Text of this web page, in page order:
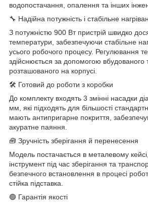
водопостачання, опалення та інших
🔧 Надійна потужність і стабільне
З потужністю 900 Вт пристрій швидко
температури, забезпечуючи стабільне
усього робочого процесу. Регулювання
здійснюється за допомогою вбудованого
розташованого на корпусі.
🛠 Готовий до роботи з коробки
До комплекту входять 3 змінні насадки
мм, які підходять для більшості
мають антипригарне покриття,
акуратне паяння.
🧰 Зручність зберігання й перенесення
Модель постачається в металевому
інструмент під час зберігання та
безпечного встановлення в процесі
стійка підставка.
🟢 Гарантія якості